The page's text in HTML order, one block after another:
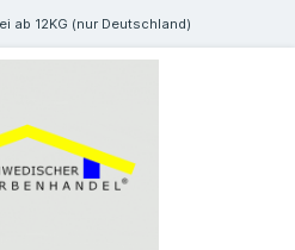
ab 12KG (nur Deutschland)